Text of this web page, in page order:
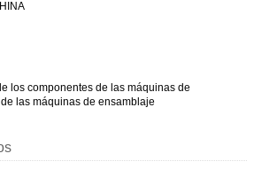
los componentes de las máquinas de
las máquinas de ensamblaje